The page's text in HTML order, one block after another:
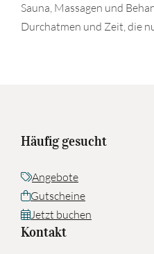
Sauna, Massagen und
Durchatmen und Zeit, die
Häufig gesucht
Angebote
Gutscheine
Jetzt buchen
Kontakt